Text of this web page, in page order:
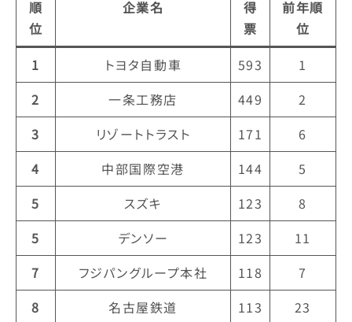
順
位
企業名
得
票
前年順
位
1
トヨタ自動車 593
1
2
一条工務店 449
2
3
リゾートトラスト 171
6
4
中部国際空港 144
5
5
スズキ 123
8
5
デンソー 123
11
7
フジパングループ本社 118
7
8
名古屋鉄道 113
23